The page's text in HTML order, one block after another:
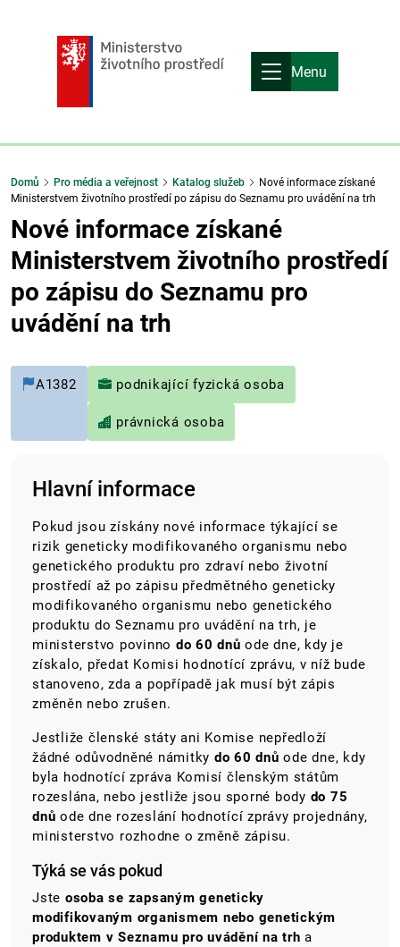
Menu
Domů Pro média a veřejnost Katalog služeb
Nové informace získané
Ministerstvem životního prostředí po zápisu do Seznamu pro uvádění na trh
Nové informace získané
Ministerstvem životního prostředí
po zápisu do Seznamu pro
uvádění na trh
A1382 podnikající fyzická osoba
právnická osoba
Hlavní informace
Pokud jsou získány nové informace týkající se
rizik geneticky modifikovaného organismu nebo
genetického produktu pro zdraví nebo životní
prostředí až po zápisu předmětného geneticky
modifikovaného organismu nebo genetického
produktu do Seznamu pro uvádění na trh, je
ministerstvo povinno do 60 dnů ode dne, kdy je
získalo, předat Komisi hodnotící zprávu, v níž bude
stanoveno, zda a popřípadě jak musí být zápis
změněn nebo zrušen.
Jestliže členské státy ani Komise nepředloží
žádné odůvodněné námitky do 60 dnůode dne, kdy
byla hodnotící zpráva Komisí členským státům
rozeslána, nebo jestliže jsou sporné body do 75
dnů ode dne rozeslání hodnotící zprávy projednány,
ministerstvo rozhodne o změně zápisu.
Týká se vás pokud
Jste osoba se zapsaným geneticky
modifikovaným organismem nebo genetickým
produktem v Seznamu pro uvádění na trh a